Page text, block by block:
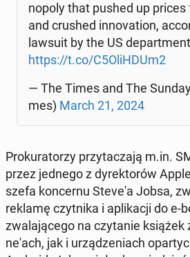
no­po­ly that pushed up prices
and crushed in­no­va­tion,
lawsuit by the US
https://t.co/C5OliHDUm2
— The Times and The
mes) March 21, 2024
Pro­ku­ra­to­rzy przy­ta­cza­ją m.in.
przez jednego z dy­rek­to­rów
szefa kon­cer­nu Steve'a Jobsa,
reklamę czyt­ni­ka i apli­ka­cji do e-
zwa­la­ją­ce­go na czy­ta­nie
ne­'ach, jak i urzą­dze­niach